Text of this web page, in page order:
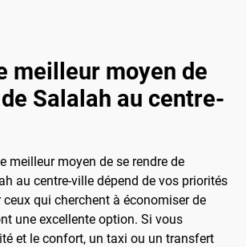
meilleur moyen de
Salalah au centre-
meilleur moyen de se rendre de
au centre-ville dépend de vos priorités
ceux qui cherchent à économiser de
une excellente option. Si vous
et le confort, un taxi ou un transfert